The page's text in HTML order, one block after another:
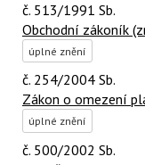
č. 513/1991 Sb.
Obchodní zákoník
úplné znění
č. 254/2004 Sb.
Zákon o omezení
úplné znění
č. 500/2002 Sb.